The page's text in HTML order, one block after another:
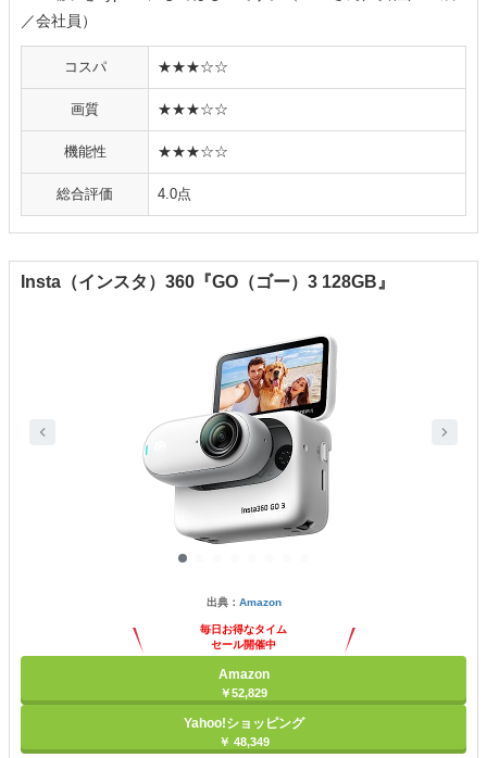
／会社員）
コスパ ★★★☆☆
画質 ★★★☆☆
機能性 ★★★☆☆
総合評価 4.0点
Insta（インスタ）360『GO（ゴー）3 128GB』
出典： Amazon
毎日お得なタイム
セール開催中
Amazon
￥52,829
Yahoo!ショッピング
￥ 48,349